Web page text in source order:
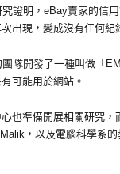
證明，eBay賣家的信
出現，變成沒有任何紀
隊開發了一種叫做「
可能用於網站。
也準備開展相關研究
，以及電腦科學系